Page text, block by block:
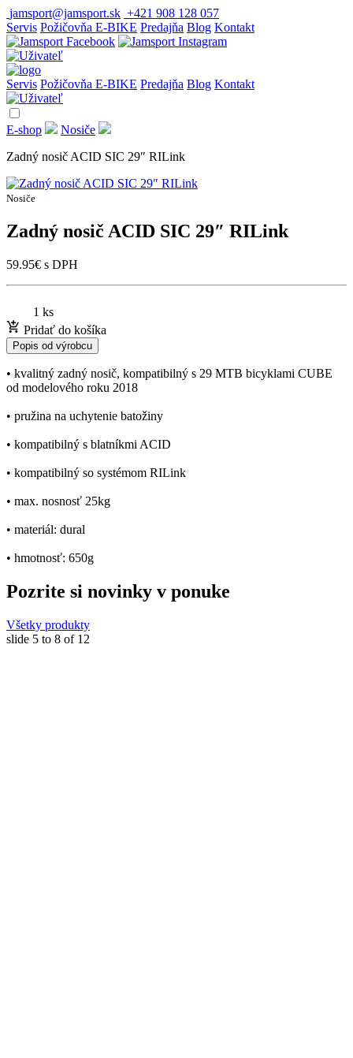
jamsport@jamsport.sk +421 908 128 057
Servis Požičovňa E-BIKE Predajňa Blog Kontakt
Servis Požičovňa E-BIKE Predajňa Blog Kontakt
E-shop
Nosiče
Zadný nosič ACID SIC 29″ RILink
Nosiče
Zadný nosič ACID SIC 29″ RILink
59.95€ s DPH
1 ks
Pridať do košíka
Popis od výrobcu
• kvalitný zadný nosič, kompatibilný s 29 MTB bicyklami CUBE
od modelového roku 2018
• pružina na uchytenie batožiny
• kompatibilný s blatníkmi ACID
• kompatibilný so systémom RILink
• max. nosnosť 25kg
• materiál: dural
• hmotnosť: 650g
Pozrite si novinky v ponuke
Všetky produkty
slide 5 to 8 of 12